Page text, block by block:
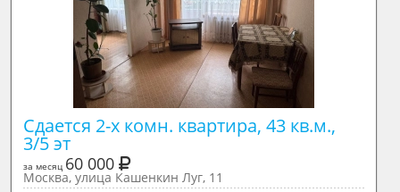
Сдается 2-х комн. квартира, 43 кв.м.,
3/5 эт
за месяц 60 000
Москва, улица Кашенкин Луг, 11